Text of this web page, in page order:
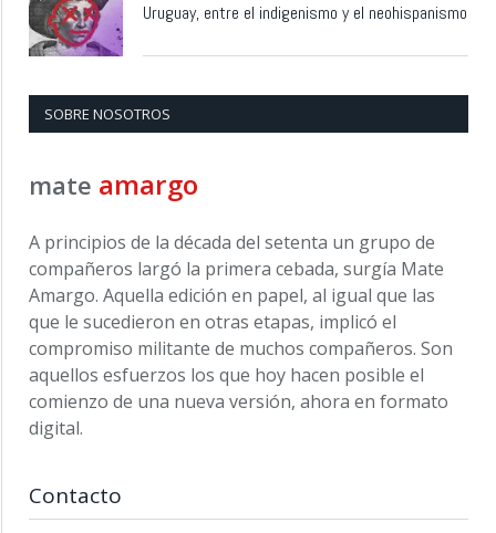
Uruguay, entre el indigenismo y el neohispanismo
SOBRE NOSOTROS
mate amargo
A principios de la década del setenta un grupo de
compañeros largó la primera cebada, surgía Mate
Amargo. Aquella edición en papel, al igual que las
que le sucedieron en otras etapas, implicó el
compromiso militante de muchos compañeros. Son
aquellos esfuerzos los que hoy hacen posible el
comienzo de una nueva versión, ahora en formato
digital.
Contacto